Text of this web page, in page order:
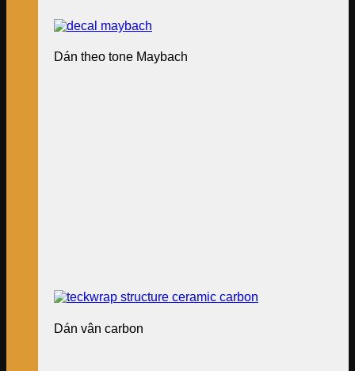
Dán theo tone Maybach
Dán vân carbon